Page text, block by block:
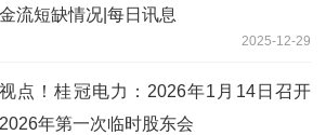
金流短缺情况|每日讯息
2025-12-29
视点！桂冠电力：2026年1月14日召开
2026年第一次临时股东会